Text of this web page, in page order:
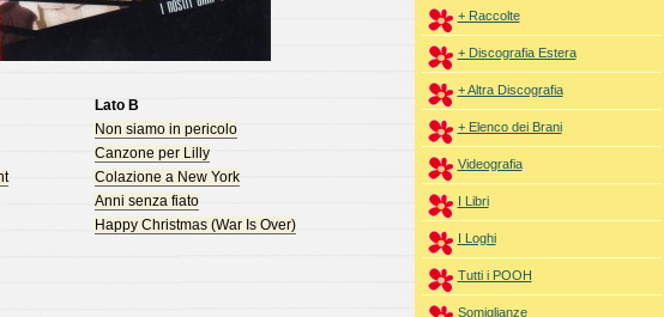
Lato B
Non siamo in pericolo
Canzone per Lilly
Colazione a New York
Anni senza fiato
Happy Christmas (War Is Over)
+ Raccolte
+ Discografia Estera
+ Altra Discografia
+ Elenco dei Brani
Videografia
I Libri
I Loghi
Tutti i POOH
Somiglianze